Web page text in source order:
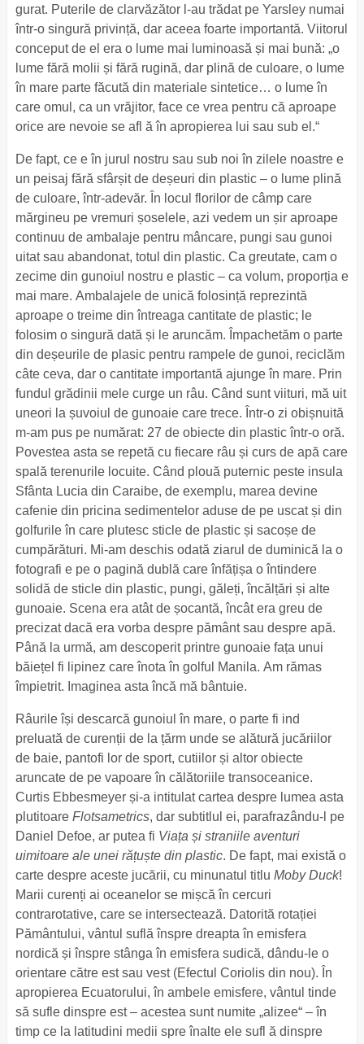
gurat. Puterile de clarvăzător l-au trădat pe Yarsley numai
într-o singură privință, dar aceea foarte importantă. Viitorul
conceput de el era o lume mai luminoasă și mai bună: „o
lume fără molii și fără rugină, dar plină de culoare, o lume
în mare parte făcută din materiale sintetice… o lume în
care omul, ca un vrăjitor, face ce vrea pentru că aproape
orice are nevoie se afl ă în apropierea lui sau sub el.“
De fapt, ce e în jurul nostru sau sub noi în zilele noastre e
un peisaj fără sfârșit de deșeuri din plastic – o lume plină
de culoare, într-adevăr. În locul florilor de câmp care
mărgineu pe vremuri șoselele, azi vedem un șir aproape
continuu de ambalaje pentru mâncare, pungi sau gunoi
uitat sau abandonat, totul din plastic. Ca greutate, cam o
zecime din gunoiul nostru e plastic – ca volum, proporția e
mai mare. Ambalajele de unică folosință reprezintă
aproape o treime din întreaga cantitate de plastic; le
folosim o singură dată și le aruncăm. Împachetăm o parte
din deșeurile de plasic pentru rampele de gunoi, reciclăm
câte ceva, dar o cantitate importantă ajunge în mare. Prin
fundul grădinii mele curge un râu. Când sunt viituri, mă uit
uneori la șuvoiul de gunoaie care trece. Într-o zi obișnuită
m-am pus pe numărat: 27 de obiecte din plastic într-o oră.
Povestea asta se repetă cu fiecare râu și curs de apă care
spală terenurile locuite. Când plouă puternic peste insula
Sfânta Lucia din Caraibe, de exemplu, marea devine
cafenie din pricina sedimentelor aduse de pe uscat și din
golfurile în care plutesc sticle de plastic și sacoșe de
cumpărături. Mi-am deschis odată ziarul de duminică la o
fotografi e pe o pagină dublă care înfățișa o întindere
solidă de sticle din plastic, pungi, găleți, încălțări și alte
gunoaie. Scena era atât de șocantă, încât era greu de
precizat dacă era vorba despre pământ sau despre apă.
Până la urmă, am descoperit printre gunoaie fața unui
băiețel fi lipinez care înota în golful Manila. Am rămas
împietrit. Imaginea asta încă mă bântuie.
Râurile își descarcă gunoiul în mare, o parte fi ind
preluată de curenții de la țărm unde se alătură jucăriilor
de baie, pantofi lor de sport, cutiilor și altor obiecte
aruncate de pe vapoare în călătoriile transoceanice.
Curtis Ebbesmeyer și-a intitulat cartea despre lumea asta
plutitoare Flotsametrics, dar subtitlul ei, parafrazându-l pe
Daniel Defoe, ar putea fi Viața și straniile aventuri
uimitoare ale unei rățuște din plastic. De fapt, mai există o
carte despre aceste jucării, cu minunatul titlu Moby Duck!
Marii curenți ai oceanelor se mișcă în cercuri
contrarotative, care se intersectează. Datorită rotației
Pământului, vântul suflă înspre dreapta în emisfera
nordică și înspre stânga în emisfera sudică, dându-le o
orientare către est sau vest (Efectul Coriolis din nou). În
apropierea Ecuatorului, în ambele emisfere, vântul tinde
să sufle dinspre est – acestea sunt numite „alizee“ – în
timp ce la latitudini medii spre înalte ele sufl ă dinspre